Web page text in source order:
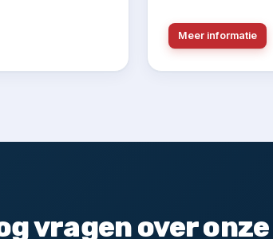
Meer informatie
vragen over